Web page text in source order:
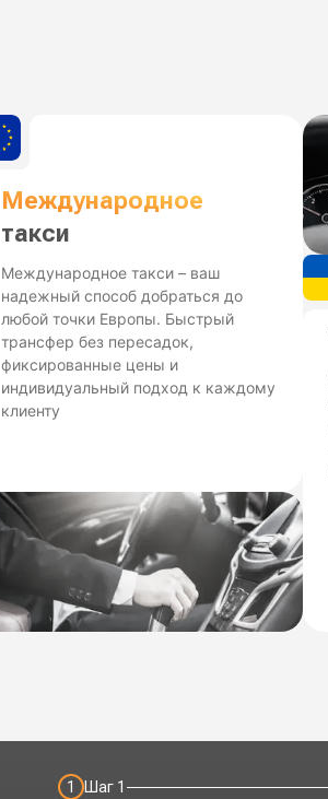
Международное
такси
Международное такси – ваш
надежный способ добраться до
любой точки Европы. Быстрый
трансфер без пересадок,
фиксированные цены и
индивидуальный подход к каждому
клиенту
1 Шаг 1